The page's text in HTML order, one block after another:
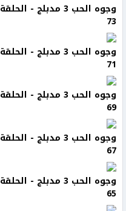
وجوه الحب 3 مدبلج - الحلقة
73
وجوه الحب 3 مدبلج - الحلقة
71
وجوه الحب 3 مدبلج - الحلقة
69
وجوه الحب 3 مدبلج - الحلقة
67
وجوه الحب 3 مدبلج - الحلقة
65